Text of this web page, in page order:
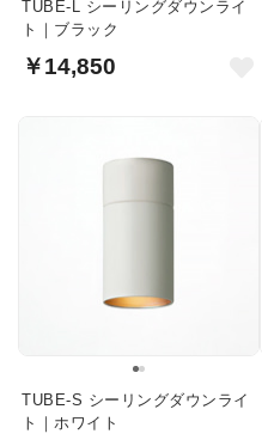
TUBE-L シーリングダウンライ
ト｜ブラック
￥14,850
TUBE-S シーリングダウンライ
ト｜ホワイト